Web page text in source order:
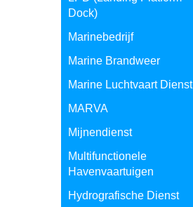
Dock)
Marinebedrijf
Marine Brandweer
Marine Luchtvaart Dienst
MARVA
Mijnendienst
Multifunctionele
Havenvaartuigen
Hydrografische Dienst